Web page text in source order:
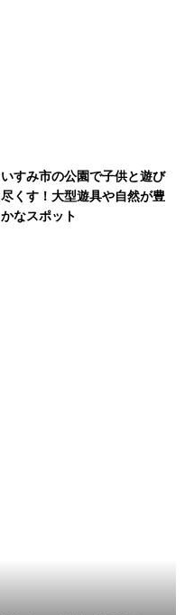
いすみ市の公園で子供と遊び
尽くす！大型遊具や自然が豊
かなスポット